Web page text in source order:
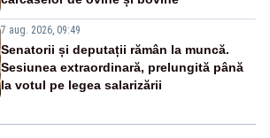
7 aug. 2026, 09:49
Senatorii și deputații rămân la muncă.
Sesiunea extraordinară, prelungită până
la votul pe legea salarizării